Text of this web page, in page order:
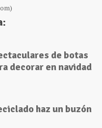
de botas
decorar en navidad
haz un buzón